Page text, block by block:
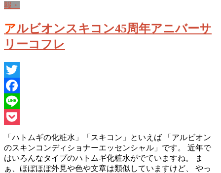
報・
アルビオンスキコン45周年アニバーサ
リーコフレ
Twitter
Facebook
Line
Pocket
「ハトムギの化粧水」「スキコン」といえば 「アルビオン
のスキンコンディショナーエッセンシャル」です。 近年で
はいろんなタイプのハトムギ化粧水がでていますね。 ま
ぁ、ほぼほぼ外見や色や文章は類似していますけど、 やっ